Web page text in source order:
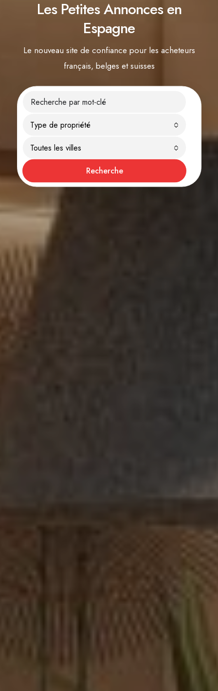
Les Petites Annonces en
Espagne
Le nouveau site de confiance pour les acheteurs
français, belges et suisses
Type de propriété
Toutes les villes
Recherche